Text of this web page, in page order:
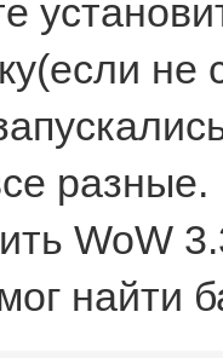
разные.
WoW
найти